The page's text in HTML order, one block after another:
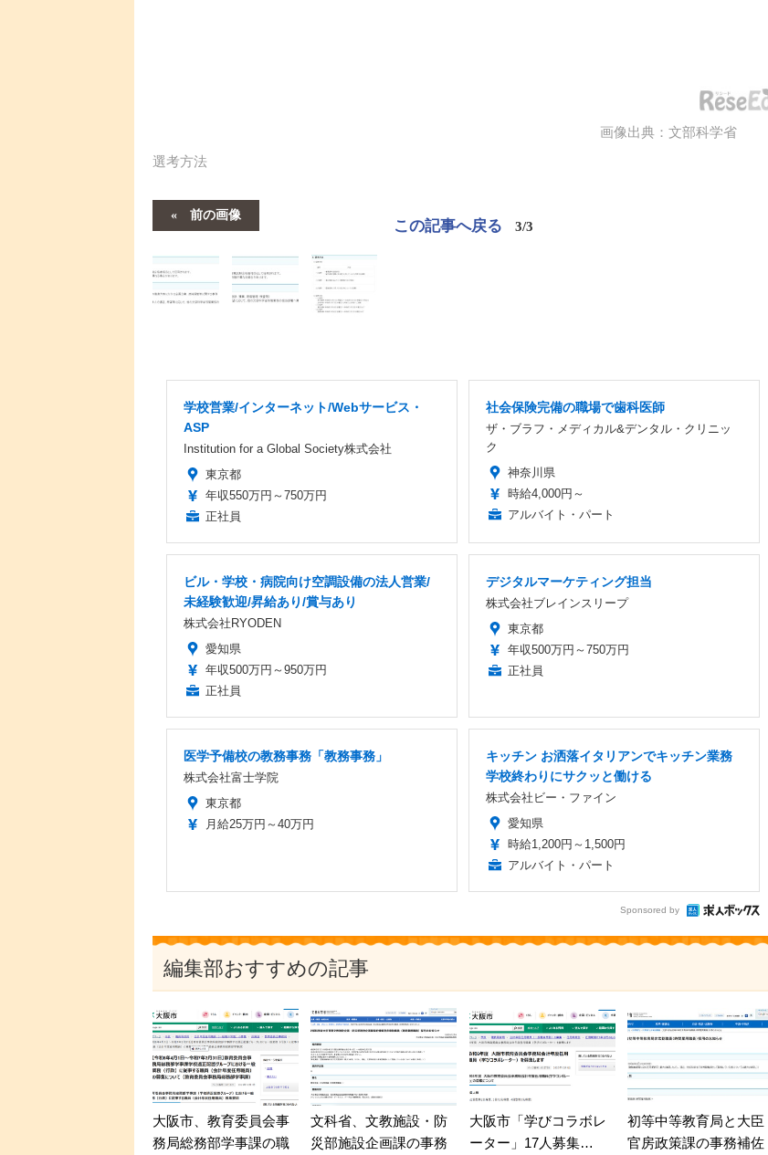
画像出典：文部科学省
選考方法
前の画像
この記事へ戻る 3/3
学校営業/インターネット/Webサービス・
ASP
Institution for a Global Society株式会社
東京都
年収550万円～750万円
正社員
社会保険完備の職場で歯科医師
ザ・ブラフ・メディカル&デンタル・クリニッ
ク
神奈川県
時給4,000円～
アルバイト・パート
ビル・学校・病院向け空調設備の法人営業/
未経験歓迎/昇給あり/賞与あり
株式会社RYODEN
愛知県
年収500万円～950万円
正社員
デジタルマーケティング担当
株式会社ブレインスリープ
東京都
年収500万円～750万円
正社員
医学予備校の教務事務「教務事務」
株式会社富士学院
東京都
月給25万円～40万円
キッチン お洒落イタリアンでキッチン業務
学校終わりにサクッと働ける
株式会社ビー・ファイン
愛知県
時給1,200円～1,500円
アルバイト・パート
Sponsored by
編集部おすすめの記事
大阪市、教育委員会事
務局総務部学事課の職
文科省、文教施設・防
災部施設企画課の事務
大阪市「学びコラボレ
ーター」17人募集…
初等中等教育局と大臣
官房政策課の事務補佐